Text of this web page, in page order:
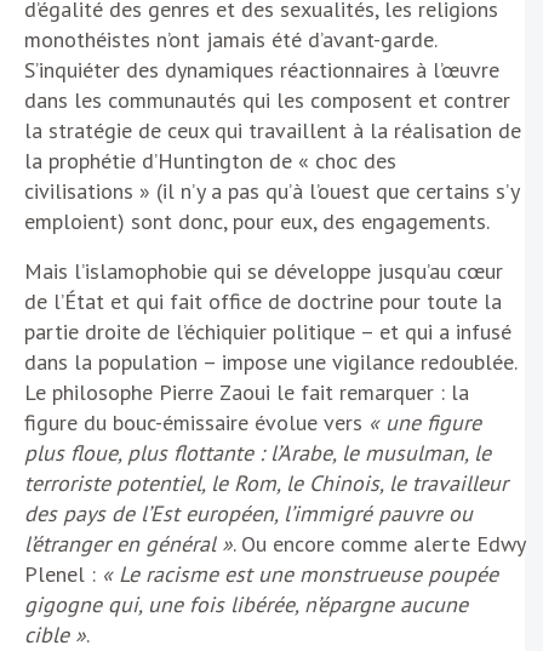
d’égalité des genres et des sexualités, les religions
monothéistes n’ont jamais été d’avant-garde.
S’inquiéter des dynamiques réactionnaires à l’œuvre
dans les communautés qui les composent et contrer
la stratégie de ceux qui travaillent à la réalisation de
la prophétie d’Huntington de « choc des
civilisations » (il n’y a pas qu’à l’ouest que certains s’y
emploient) sont donc, pour eux, des engagements.
Mais l’islamophobie qui se développe jusqu’au cœur
de l’État et qui fait office de doctrine pour toute la
partie droite de l’échiquier politique – et qui a infusé
dans la population – impose une vigilance redoublée.
Le philosophe Pierre Zaoui le fait remarquer : la
figure du bouc-émissaire évolue vers « une figure
plus floue, plus flottante : l’Arabe, le musulman, le
terroriste potentiel, le Rom, le Chinois, le travailleur
des pays de l’Est européen, l’immigré pauvre ou
l’étranger en général ». Ou encore comme alerte Edwy
Plenel : « Le racisme est une monstrueuse poupée
gigogne qui, une fois libérée, n’épargne aucune
cible ».